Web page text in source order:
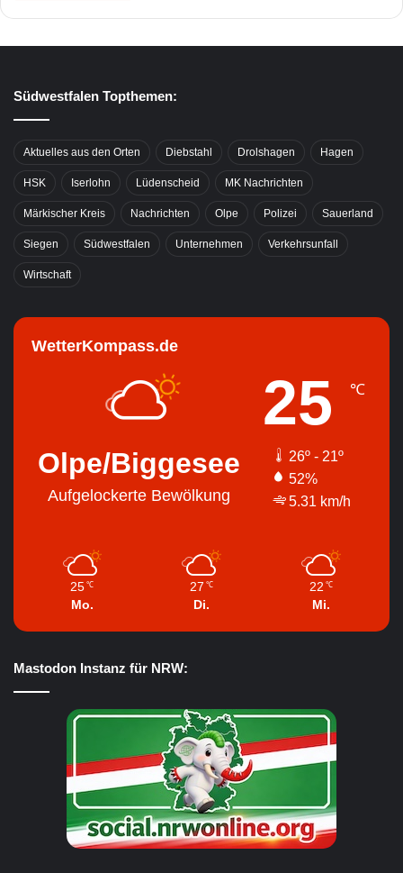
Südwestfalen Topthemen:
Aktuelles aus den Orten Diebstahl Drolshagen Hagen
HSK Iserlohn Lüdenscheid MK Nachrichten
Märkischer Kreis Nachrichten Olpe Polizei Sauerland
Siegen Südwestfalen Unternehmen Verkehrsunfall
Wirtschaft
WetterKompass.de
Olpe/Biggesee
Aufgelockerte Bewölkung
25 ℃
26º - 21º
52%
5.31 km/h
25 ℃
Mo.
27 ℃
Di.
22 ℃
Mi.
Mastodon Instanz für NRW: